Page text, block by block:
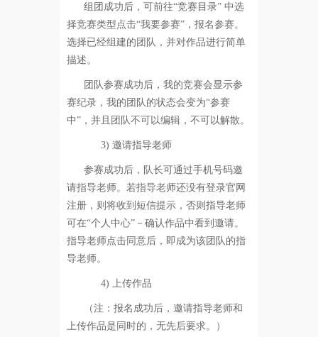
组团成功后，可前往“竞赛目录” 中选
择竞赛类型点击“我要参赛”，报名参赛。
选择已经组建的团队，并对作品进行简单
描述。
团队参赛成功后，我的竞赛会显示参
赛纪录，我的团队的状态会变为“参赛
中”，并且团队不可以编辑，不可以解散。
3) 邀请指导老师
参赛成功后，队长可通过手机号码邀
请指导老师。若指导老师还没有登录官网
注册，则将收到短信提示，否则指导老师
可在“个人中心”－确认作品中看到邀请。
指导老师点击同意后，即成为该团队的指
导老师。
4) 上传作品
（注：报名成功后，邀请指导老师和
上传作品是同时的，无先后要求。）